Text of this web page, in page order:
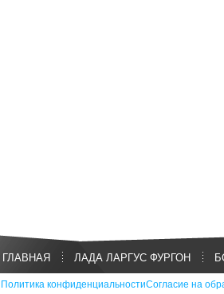
ГЛАВНАЯ ЛАДА ЛАРГУС ФУРГОН
Политика конфиденциальностиСогласие на